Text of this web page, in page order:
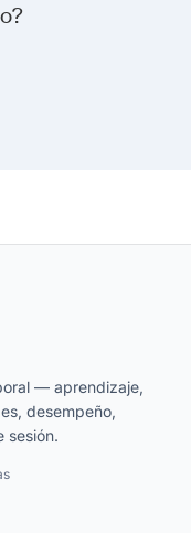
— aprendizaje,
desempeño,
sesión.